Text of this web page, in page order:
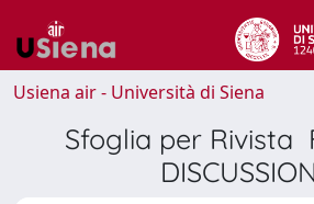
Usiena air - Università di Siena
Sfoglia per Rivista